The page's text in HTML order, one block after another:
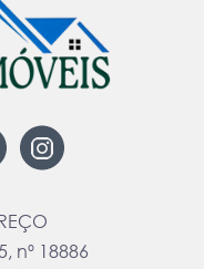
nº 18886